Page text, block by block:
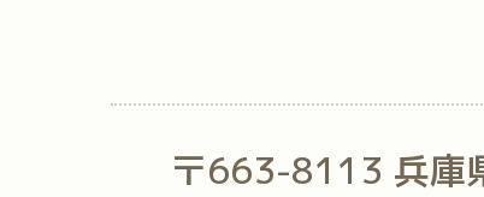
〒663-8113 兵庫